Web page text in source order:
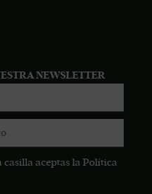
NEWSLETTER
casilla aceptas la Política